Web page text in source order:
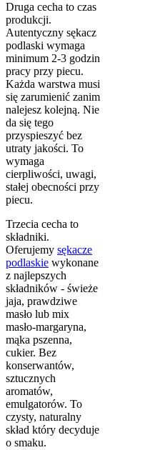
Druga cecha to czas
produkcji.
Autentyczny sękacz
podlaski wymaga
minimum 2-3 godzin
pracy przy piecu.
Każda warstwa musi
się zarumienić zanim
nalejesz kolejną. Nie
da się tego
przyspieszyć bez
utraty jakości. To
wymaga
cierpliwości, uwagi,
stałej obecności przy
piecu.
Trzecia cecha to
składniki.
Oferujemy sękacze
podlaskie wykonane
z najlepszych
składników - świeże
jaja, prawdziwe
masło lub mix
masło-margaryna,
mąka pszenna,
cukier. Bez
konserwantów,
sztucznych
aromatów,
emulgatorów. To
czysty, naturalny
skład który decyduje
o smaku.